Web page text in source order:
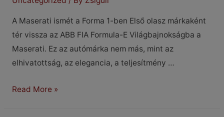
A Maserati ismét a Forma 1-ben Első olasz márkaként
tér vissza az ABB FIA Formula-E Világbajnokságba a
Maserati. Ez az autómárka nem más, mint az
elhivatottság, az elegancia, a teljesítmény …
A
Read More »